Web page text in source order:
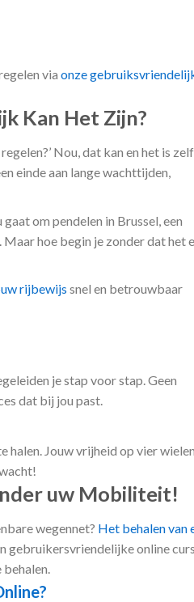
via onze
Kan Het Zijn?
Nou, dat kan en het is
einde aan lange wachttijden,
om pendelen in Brussel, een
hoe begin je zonder dat het
rijbewijs snel en betrouwbaar
je stap voor stap. Geen
dat bij jou past.
halen. Jouw vrijheid op vier wielen
uw Mobiliteit!
wegennet? Het behalen van
gebruikersvriendelijke online